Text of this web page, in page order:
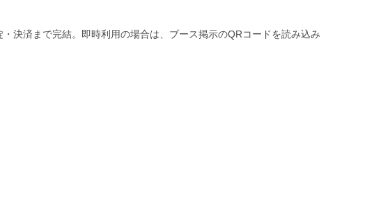
決済まで完結。即時利用の場合は、ブース掲示のQRコードを読み込み